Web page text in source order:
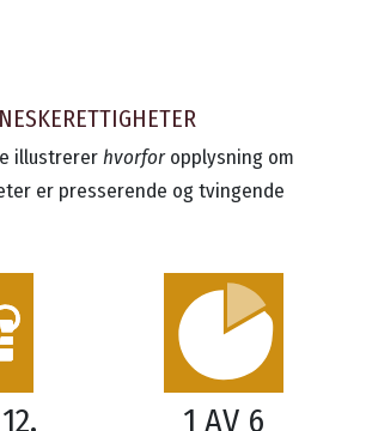
illustrererhvorforopplysning om
er presserende og tvingende
1 AV 6